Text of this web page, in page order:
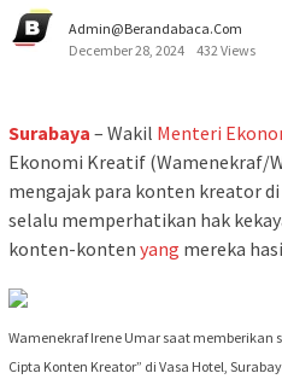
Admin@berandabaca.com
December 28, 2024
432 Views
Surabaya – Wakil Menteri
Ekonomi Kreatif (Wamenekraf/
mengajak para konten kreator di
selalu memperhatikan hak
konten-konten yang mereka
Wamenekraf Irene Umar saat memberikan
Cipta Konten Kreator” di Vasa Hotel,